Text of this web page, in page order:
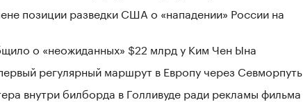
позиции разведки США о «нападении» России на
о «неожиданных» $22 млрд у Ким Чен Ына
регулярный маршрут в Европу через Севморпуть
внутри билборда в Голливуде ради рекламы фильма